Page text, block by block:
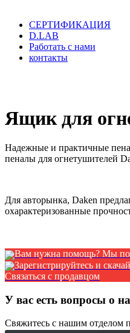
СЕРТИФИКАЦИЯ
D.LAB
Работать с нами
контакты
Ящик для
Вам нужна помощь? Мы
Зарегистрируйтесь и
Связаться с продавцом
У вас есть вопросы о
Свяжитесь с нашим отделом